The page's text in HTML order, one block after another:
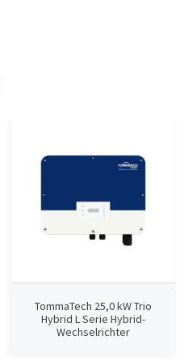
TommaTech 25,0 kW Trio
Hybrid L Serie Hybrid-
Wechselrichter